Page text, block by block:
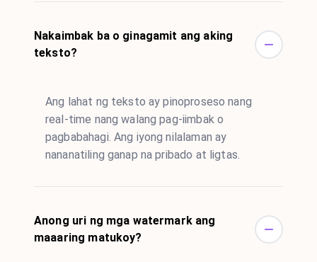
Nakaimbak ba o ginagamit ang aking
teksto?
Ang lahat ng teksto ay pinoproseso nang
real-time nang walang pag-iimbak o
pagbabahagi. Ang iyong nilalaman ay
nananatiling ganap na pribado at ligtas.
Anong uri ng mga watermark ang
maaaring matukoy?